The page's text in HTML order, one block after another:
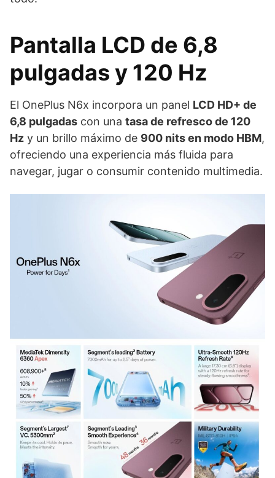
Pantalla LCD de 6,8
pulgadas y 120 Hz
El OnePlus N6x incorpora un panel LCD HD+ de
6,8 pulgadas con una tasa de refresco de 120
Hz y un brillo máximo de 900 nits en modo HBM,
ofreciendo una experiencia más fluida para
navegar, jugar o consumir contenido multimedia.